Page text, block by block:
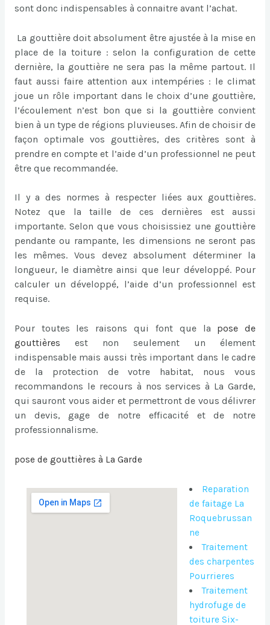
sont donc indispensables à connaitre avant l’achat.
La gouttière doit absolument être ajustée à la mise en
place de la toiture : selon la configuration de cette
dernière, la gouttière ne sera pas la même partout. Il
faut aussi faire attention aux intempéries : le climat
joue un rôle important dans le choix d’une gouttière,
l’écoulement n’est bon que si la gouttière convient
bien à un type de régions pluvieuses. Afin de choisir de
façon optimale vos gouttières, des critères sont à
prendre en compte et l’aide d’un professionnel ne peut
être que recommandée.
Il y a des normes à respecter liées aux gouttières.
Notez que la taille de ces dernières est aussi
importante. Selon que vous choisissiez une gouttière
pendante ou rampante, les dimensions ne seront pas
les mêmes. Vous devez absolument déterminer la
longueur, le diamètre ainsi que leur développé. Pour
calculer un développé, l’aide d’un professionnel est
requise.
Pour toutes les raisons qui font que la pose de
gouttières
est non seulement un élement
indispensable mais aussi très important dans le cadre
de la protection de votre habitat, nous vous
recommandons le recours à nos services à La Garde,
qui sauront vous aider et permettront de vous délivrer
un devis, gage de notre efficacité et de notre
professionnalisme.
pose de gouttières à La Garde
Reparation
de faitage La
Roquebrussan
ne
Traitement
des charpentes
Pourrieres
Traitement
hydrofuge de
toiture Six-